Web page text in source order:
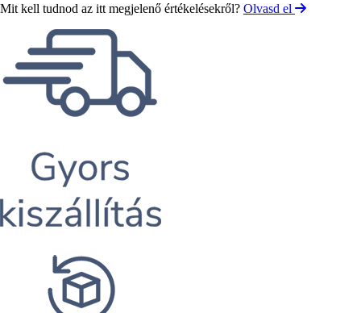
Mit kell tudnod az itt megjelenő értékelésekről? Olvasd el